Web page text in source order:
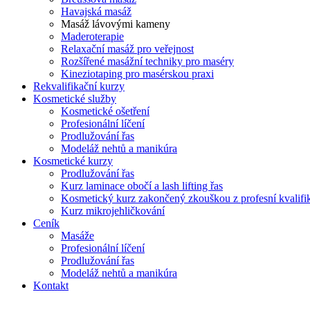
Havajská masáž
Masáž lávovými kameny
Maderoterapie
Relaxační masáž pro veřejnost
Rozšířené masážní techniky pro maséry
Kineziotaping pro masérskou praxi
Rekvalifikační kurzy
Kosmetické služby
Kosmetické ošetření
Profesionální líčení
Prodlužování řas
Modeláž nehtů a manikúra
Kosmetické kurzy
Prodlužování řas
Kurz laminace obočí a lash lifting řas
Kosmetický kurz zakončený zkouškou z profesní
Kurz mikrojehličkování
Ceník
Masáže
Profesionální líčení
Prodlužování řas
Modeláž nehtů a manikúra
Kontakt